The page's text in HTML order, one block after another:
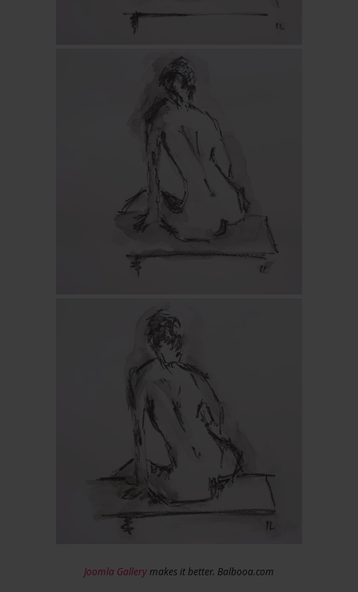
Joomla Gallerymakes it better. Balbooa.com